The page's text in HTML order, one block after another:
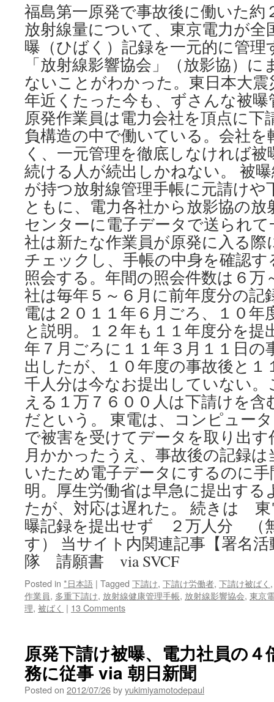
性
作
業
員
死
亡
ニ
ュ
ー
ス
福島第一原発で事故後に働いた約
放射線量について、東京電力が全
曝（ひばく）記録を一元的に管理
「放射線影響協会」（放影協）
ないことがわかった。東日本大
年近くたった今も、ずさんな被
原発作業員は電力会社を頂点に下
負構造の中で働いている。会社
く、一元管理を徹底しなければ
続ける人が続出しかねない。 被
が持つ放射線管理手帳に元請け
ともに、電力各社から放影協の放
センターに電子データで送られ
社は新たな作業員が原発に入る際
チェックし、手帳の中身を確認
照会する。年間の照会件数は６万
社は毎年５～６月に前年度分の記
電は２０１１年６月ごろ、１０年
と説明。１２年も１１年度分を提
年７月ごろに１１年３月１１日の
出したが、１０年度の事故後と１
千人分は今なお提出していない
える１万７６００人は下請けを含
だという。 東電は、コンピュー
で被害を受けてデータを取り出
月かかったうえ、事故後の記録
いたため電子データにするのに
明。厚生労働省は早急に提出する
たが、対応は遅れた。 続きは 東
曝記録を提出せず ２万人分 （
す） 当サイト内関連記事【署名
隊 請願書 via SVCF
Posted in *日本語 | Tagged 下請け, 下請け労働者, 下請け被ばく
作業員, 多重下請け, 放射線健康管理手帳, 放射線影響協会, 東京
理, 被ばく | 13 Comments
原発下請け被曝、電力社員の
務に従事 via 朝日新聞
Posted on 2012/07/26byyukimiyamotodepaul